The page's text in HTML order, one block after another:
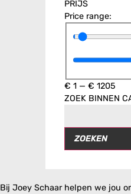
PRIJS
Price range:
€ 1 — € 1205
ZOEK BINNEN
ZOEKEN
Bij Joey Schaar helpen we jou